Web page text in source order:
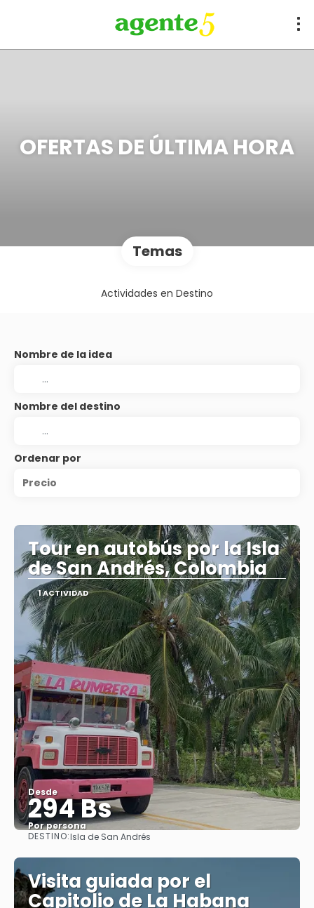
OFERTAS DE ÚLTIMA HORA
Temas
Actividades en Destino
Nombre de la idea
Nombre del destino
Ordenar por
Precio
Tour en autobús por la Isla
de San Andrés, Colombia
1 ACTIVIDAD
Desde
294 Bs
Por persona
Ver
DESTINO:Isla de San Andrés
Visita guiada por el
Capitolio de La Habana